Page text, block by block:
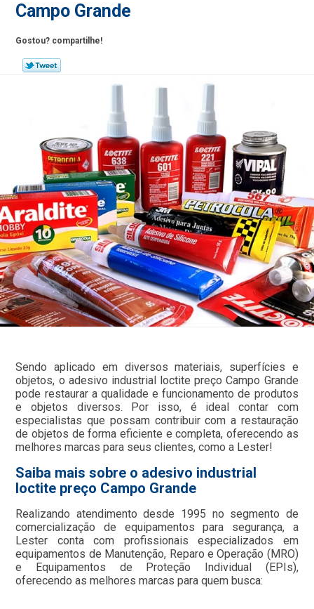
Campo Grande
Gostou? compartilhe!
Sendo aplicado em diversos materiais, superfícies e
objetos, o adesivo industrial loctite preço Campo Grande
pode restaurar a qualidade e funcionamento de produtos
e objetos diversos. Por isso, é ideal contar com
especialistas que possam contribuir com a restauração
de objetos de forma eficiente e completa, oferecendo as
melhores marcas para seus clientes, como a Lester!
Saiba mais sobre o adesivo industrial
loctite preço Campo Grande
Realizando atendimento desde 1995 no segmento de
comercialização de equipamentos para segurança, a
Lester conta com profissionais especializados em
equipamentos de Manutenção, Reparo e Operação (MRO)
e Equipamentos de Proteção Individual (EPIs),
oferecendo as melhores marcas para quem busca: